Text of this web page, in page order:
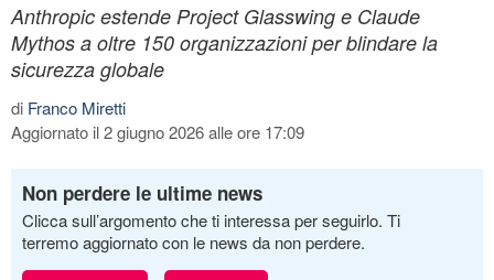
Anthropic estende Project Glasswing e Claude
Mythos a oltre 150 organizzazioni per blindare la
sicurezza globale
di Franco Miretti
Aggiornato il 2 giugno 2026 alle ore 17:09
Non perdere le ultime news
Clicca sull’argomento che ti interessa per seguirlo. Ti
terremo aggiornato con le news da non perdere.